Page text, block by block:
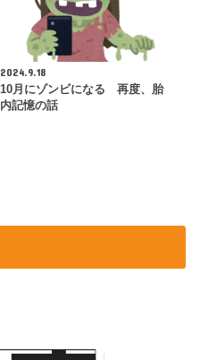
2024.9.18
10月にゾンビになる 再度、胎
内記憶の話